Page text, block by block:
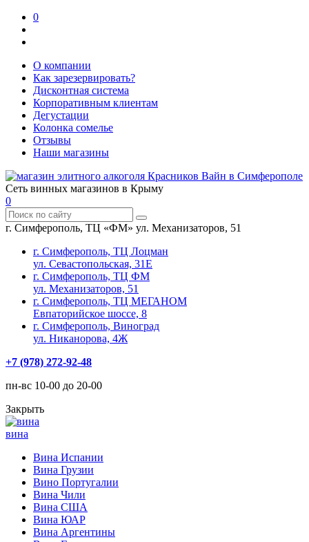
0
О компании
Как зарезервировать?
Дисконтная система
Корпоративным клиентам
Дегустации
Колонка сомелье
Отзывы
Наши магазины
Сеть винных магазинов в Крыму
0
г. Симферополь, ТЦ «ФМ» ул. Механизаторов, 51
г. Симферополь, ТЦ Лоцман
ул. Севастопольская, 31Е
г. Симферополь, ТЦ ФМ
ул. Механизаторов, 51
г. Симферополь, ТЦ МЕГАНОМ
Евпаторийское шоссе, 8
г. Симферополь, Виноград
ул. Никанорова, 4Ж
+7 (978) 272-92-48
пн-вс 10-00 до 20-00
Закрыть
вина
Вина Испании
Вина Грузии
Вино Португалии
Вина Чили
Вина США
Вина ЮАР
Вина Аргентины